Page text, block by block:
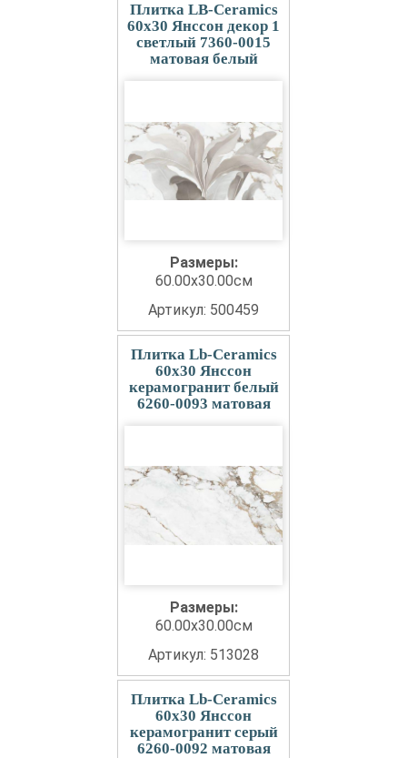
Плитка LB-Ceramics
60x30 Янссон декор 1
светлый 7360-0015
матовая белый
Размеры:
60.00x30.00см
Артикул: 500459
Плитка Lb-Ceramics
60x30 Янссон
керамогранит белый
6260-0093 матовая
Размеры:
60.00x30.00см
Артикул: 513028
Плитка Lb-Ceramics
60x30 Янссон
керамогранит серый
6260-0092 матовая